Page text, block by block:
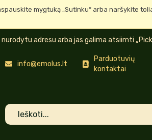
mygtuką „Sutinku“ arba naršykite
adresu arba jas galima atsiimti
info@emolus.lt
Parduotuvių
kontaktai